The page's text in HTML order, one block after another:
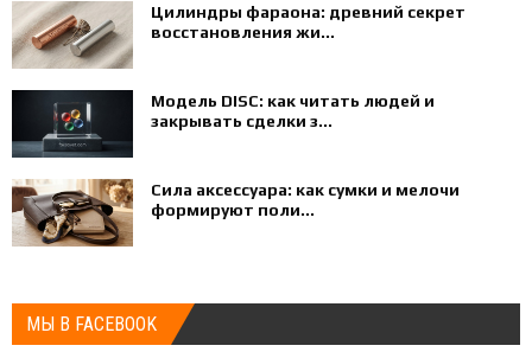
Цилиндры фараона: древний секрет
восстановления жи...
Модель DISC: как читать людей и
закрывать сделки з...
Сила аксессуара: как сумки и мелочи
формируют поли...
МЫ В FACEBOOK